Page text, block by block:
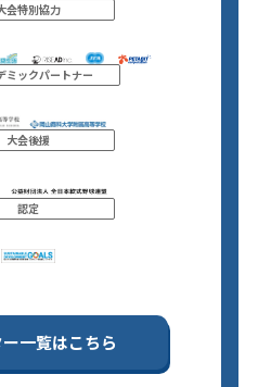
会特別協力
ミックパートナー
大会後援
認定
一覧はこちら